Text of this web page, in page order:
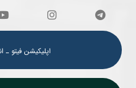
اپلیکیشن فیتو ـ